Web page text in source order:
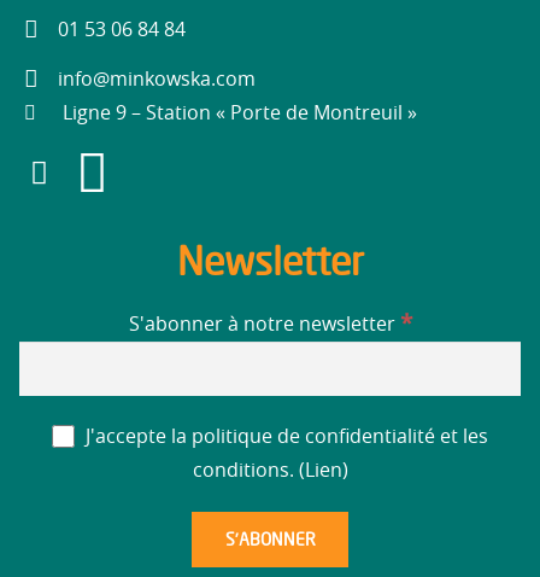
01 53 06 84 84
info@minkowska.com
Ligne 9 – Station « Porte de Montreuil »
Newsletter
S'abonner à notre newsletter *
J'accepte la politique de confidentialité et les
conditions. ( Lien)